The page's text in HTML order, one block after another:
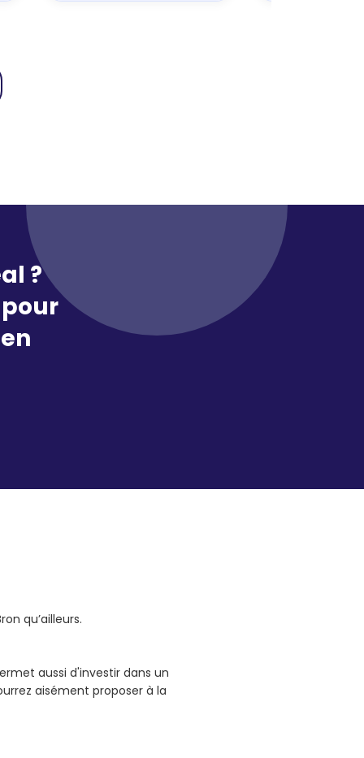
?
qu’ailleurs.
aussi d'investir dans un
aisément proposer à la